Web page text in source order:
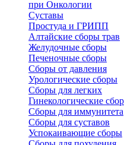
при Онкологии
Суставы
Простуда и ГРИПП
Алтайские сборы трав
Желудочные сборы
Печеночные сборы
Сборы от давления
Урологические сборы
Сборы для легких
Гинекологические
Сборы для иммунитета
Сборы для суставов
Успокаивающие сборы